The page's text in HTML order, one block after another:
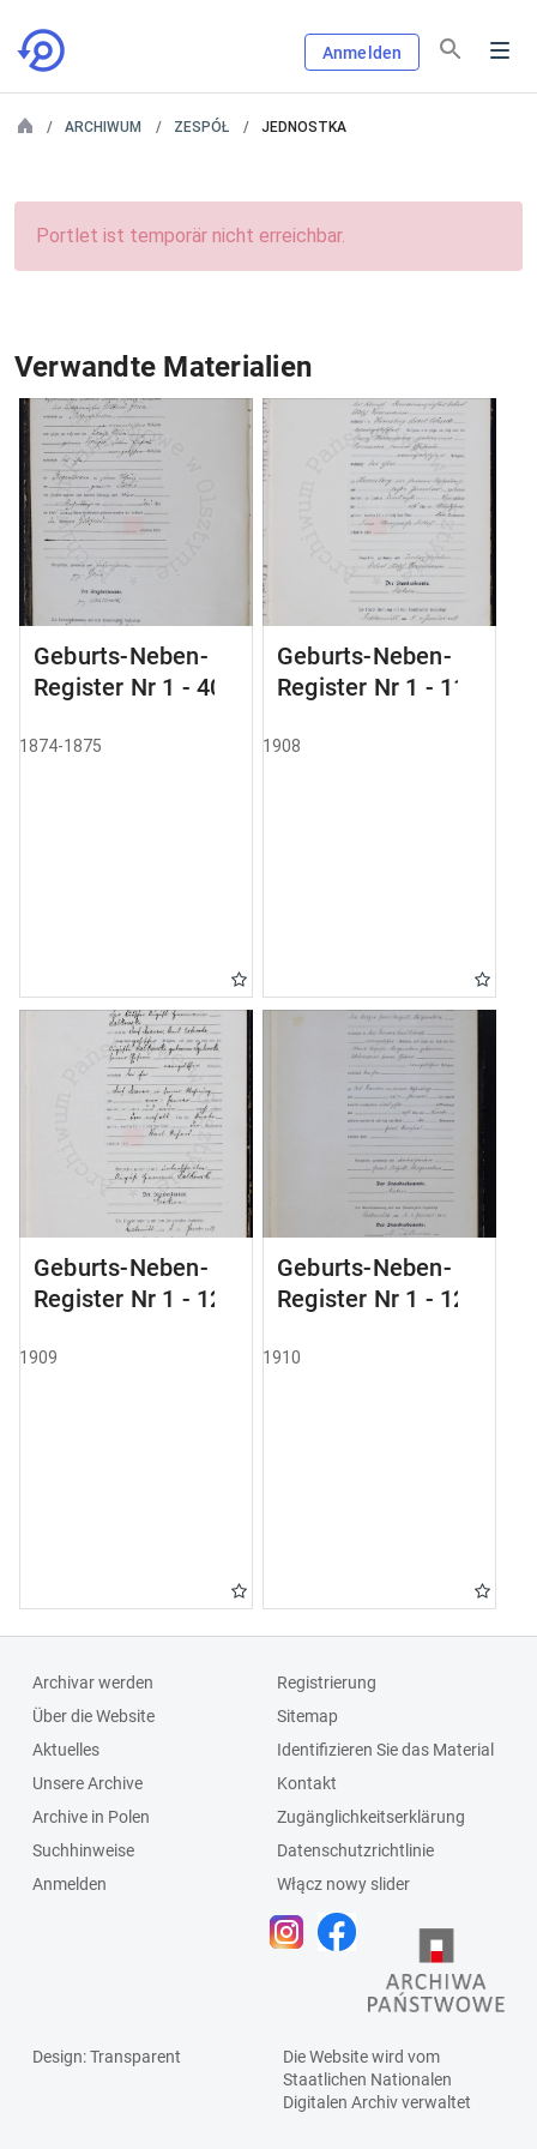
Anmelden
ARCHIWUM ZESPÓŁ JEDNOSTKA
Portlet ist temporär nicht erreichbar.
Verwandte Materialien
Geburts-Neben-
Register Nr 1 - 40
1874-1875
Geburts-Neben-
Register Nr 1 - 111
1908
Geburts-Neben-
Register Nr 1 - 124
1909
Geburts-Neben-
Register Nr 1 - 123
1910
Archivar werden
Über die Website
Aktuelles
Unsere Archive
Archive in Polen
Suchhinweise
Anmelden
Registrierung
Sitemap
Identifizieren Sie das Material
Kontakt
Zugänglichkeitserklärung
Datenschutzrichtlinie
Włącz nowy slider
Design: Transparent
Die Website wird vom
Staatlichen Nationalen
Digitalen Archivverwaltet